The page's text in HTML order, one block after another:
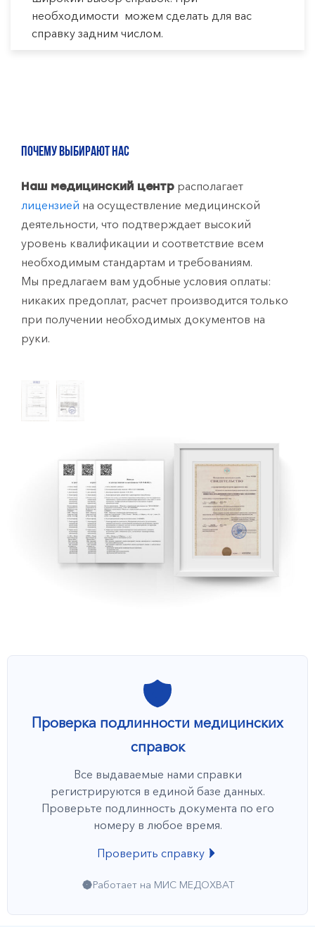
необходимости можем сделать для вас
справку задним числом.
ПОЧЕМУ ВЫБИРАЮТ НАС
Наш медицинский центр располагает
лицензией на осуществление медицинской
деятельности, что подтверждает высокий
уровень квалификации и соответствие всем
необходимым стандартам и требованиям.
Мы предлагаем вам удобные условия оплаты:
никаких предоплат, расчет производится только
при получении необходимых документов на
руки.
Проверка подлинности медицинских
справок
Все выдаваемые нами справки
регистрируются в единой базе данных.
Проверьте подлинность документа по его
номеру в любое время.
Проверить справку
Работает на МИС МЕДОХВАТ